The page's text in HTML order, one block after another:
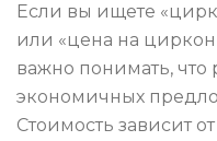
Если вы ищете
или «цена на
важно понимать, что
экономичных
Стоимость зависит